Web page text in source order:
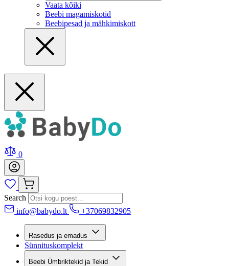
Vaata kõiki
Beebi magamiskotid
Beebipesad ja mähkimiskott
0
Search
info@babydo.lt
+37069832905
Rasedus ja emadus
Sünnituskomplekt
Beebi Ümbriktekid ja Tekid